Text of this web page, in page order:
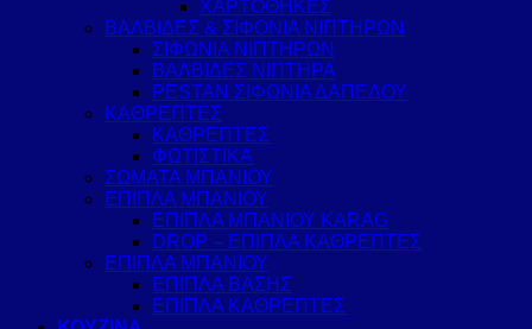
ΧΑΡΤΟΘΗΚΕΣ
ΒΑΛΒΙΔΕΣ & ΣΙΦΟΝΙΑ ΝΙΠΤΗΡΩΝ
ΣΙΦΩΝΙΑ ΝΙΠΤΗΡΩΝ
ΒΑΛΒΙΔΕΣ ΝΙΠΤΗΡΑ
PESTAN ΣΙΦΩΝΙΑ ΔΑΠΕΔΟΥ
ΚΑΘΡΕΠΤΕΣ
ΚΑΘΡΕΠΤΕΣ
ΦΩΤΙΣΤΙΚΑ
ΣΩΜΑΤΑ ΜΠΑΝΙΟΥ
ΕΠΙΠΛΑ ΜΠΑΝΙΟΥ
ΕΠΙΠΛΑ ΜΠΑΝΙΟΥ KARAG
DROP – ΕΠΙΠΛΑ ΚΑΘΡΕΠΤΕΣ
ΕΠΙΠΛΑ ΜΠΑΝΙΟΥ
ΕΠΙΠΛΑ ΒΑΣΗΣ
ΕΠΙΠΛΑ ΚΑΘΡΕΠΤΕΣ